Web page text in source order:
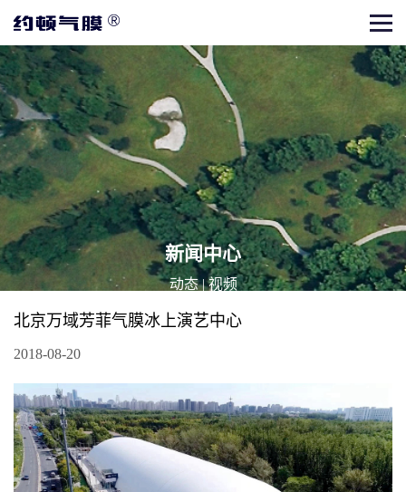
新闻中心
动态|视频
北京万域芳菲气膜冰上演艺中心
2018-08-20